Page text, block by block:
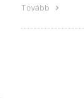
Tovább